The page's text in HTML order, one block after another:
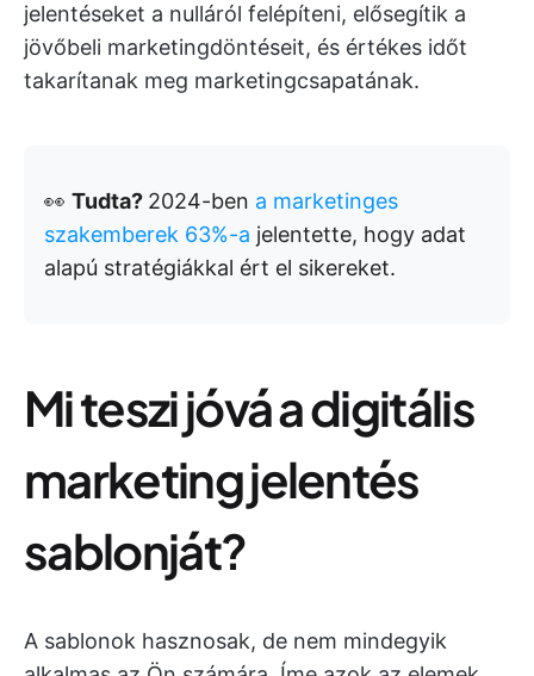
jelentéseket a nulláról felépíteni, elősegítik a
jövőbeli marketingdöntéseit, és értékes időt
takarítanak meg marketingcsapatának.
👀 Tudta? 2024-ben a marketinges
szakemberek 63%-a jelentette, hogy adat
alapú stratégiákkal ért el sikereket.
Mi teszi jóvá a digitális
marketing jelentés
sablonját?
A sablonok hasznosak, de nem mindegyik